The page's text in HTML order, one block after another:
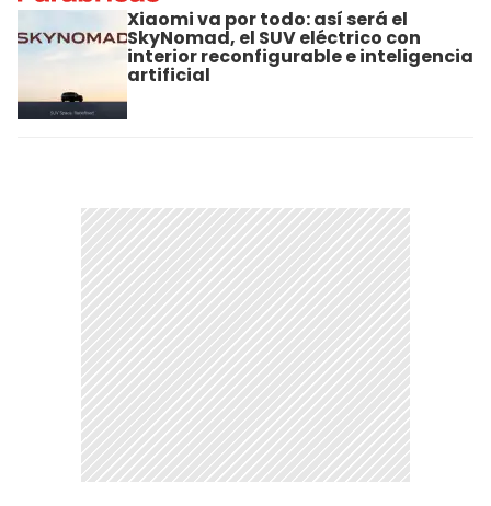
Xiaomi va por todo: así será el
SkyNomad, el SUV eléctrico con
interior reconfigurable e inteligencia
artificial